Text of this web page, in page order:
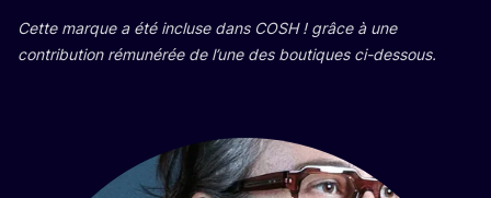
Cette marque a été incluse dans COSH! grâce à une
contri­bu­tion rému­né­rée de l’une des bou­tiques ci-dessous.